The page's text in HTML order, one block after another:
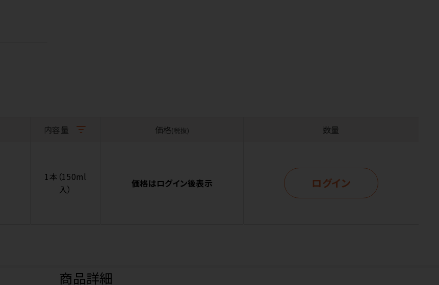
内容量 価格(税抜) 数量
1本（150ml
入）
価格はログイン後表示 ログイン
商品詳細